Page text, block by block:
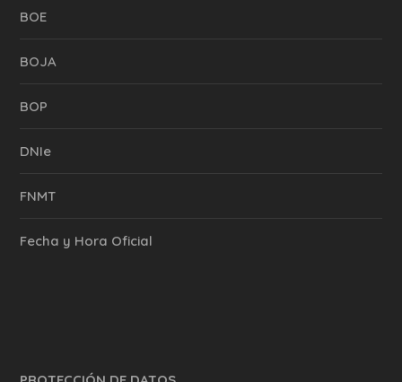
BOE
BOJA
BOP
DNIe
FNMT
Fecha y Hora Oficial